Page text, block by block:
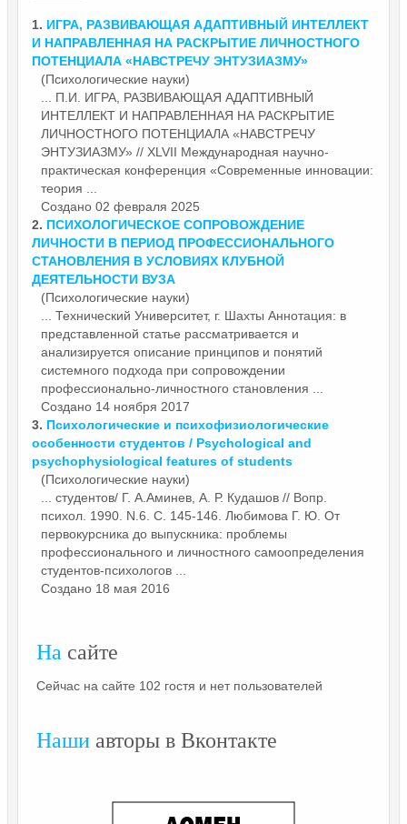
1. ИГРА, РАЗВИВАЮЩАЯ АДАПТИВНЫЙ ИНТЕЛЛЕКТ
И НАПРАВЛЕННАЯ НА РАСКРЫТИЕ ЛИЧНОСТНОГО
ПОТЕНЦИАЛА «НАВСТРЕЧУ ЭНТУЗИАЗМУ»
(Психологические науки)
... П.И. ИГРА, РАЗВИВАЮЩАЯ АДАПТИВНЫЙ
ИНТЕЛЛЕКТ И НАПРАВЛЕННАЯ НА РАСКРЫТИЕ
ЛИЧНОСТНОГО ПОТЕНЦИАЛА «НАВСТРЕЧУ
ЭНТУЗИАЗМУ» // XLVII Международная научно-
практическая конференция «Современные инновации:
теория ...
Создано 02 февраля 2025
2. ПСИХОЛОГИЧЕСКОЕ СОПРОВОЖДЕНИЕ
ЛИЧНОСТИ В ПЕРИОД ПРОФЕССИОНАЛЬНОГО
СТАНОВЛЕНИЯ В УСЛОВИЯХ КЛУБНОЙ
ДЕЯТЕЛЬНОСТИ ВУЗА
(Психологические науки)
... Технический Университет, г. Шахты Аннотация: в
представленной статье рассматривается и
анализируется описание принципов и понятий
системного подхода при сопровождении
профессионально-личностного становления ...
Создано 14 ноября 2017
3. Психологические и психофизиологические
особенности студентов / Psychological and
psychophysiological features of students
(Психологические науки)
... студентов/ Г. А.Аминев, А. Р. Кудашов // Вопр.
психол. 1990. N.6. С. 145-146. Любимова Г. Ю. От
первокурсника до выпускника: проблемы
профессионального и личностного самоопределения
студентов-психологов ...
Создано 18 мая 2016
На сайте
Сейчас на сайте 102 гостя и нет пользователей
Наши авторы в Вконтакте